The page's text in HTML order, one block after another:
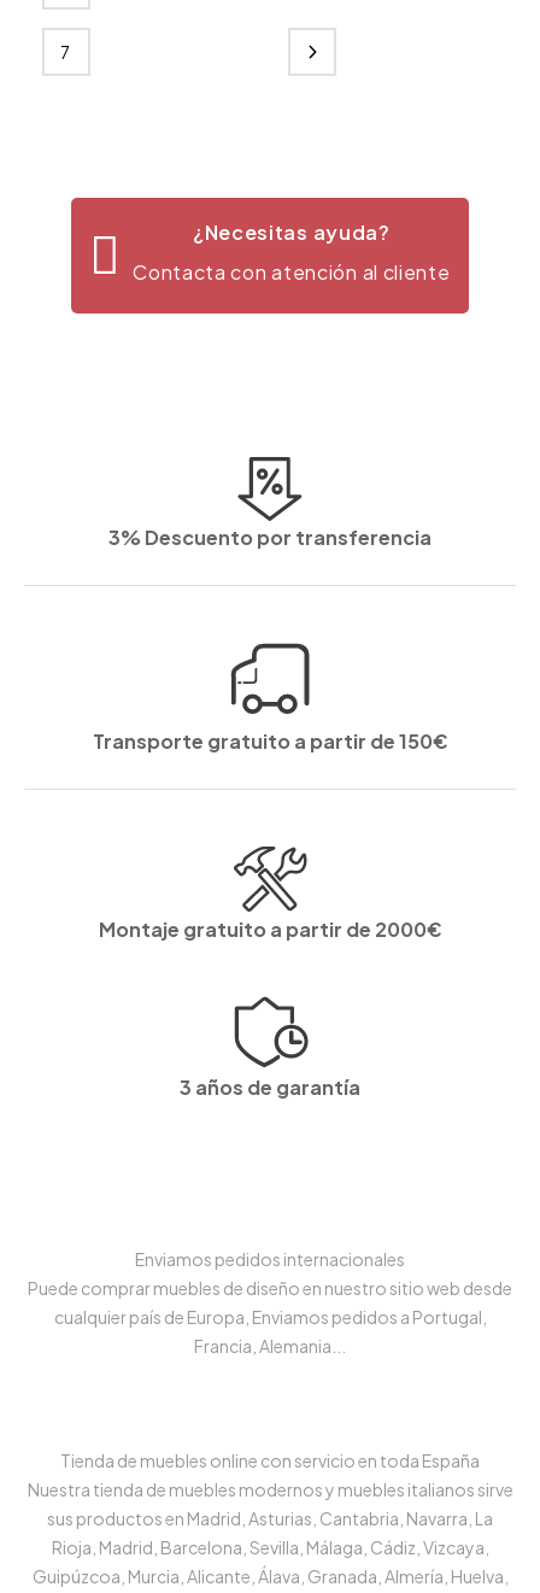
7
¿Necesitas ayuda?
Contacta con atención al cliente
3% Descuento por transferencia
Transporte gratuito a partir de 150€
Montaje gratuito a partir de 2000€
3 años de garantía
Enviamos pedidos internacionales
Puede comprar muebles de diseño en nuestro sitio web desde
cualquier país de Europa, Enviamos pedidos a Portugal,
Francia, Alemania...
Tienda de muebles online con servicio en toda España
Nuestra tienda de muebles modernos y muebles italianos sirve
sus productos en Madrid, Asturias, Cantabria, Navarra, La
Rioja, Madrid, Barcelona, Sevilla, Málaga, Cádiz, Vizcaya,
Guipúzcoa, Murcia, Alicante, Álava, Granada, Almería, Huelva,